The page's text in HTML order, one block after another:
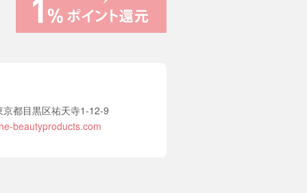
都目黒区祐天寺1-12-9
beautyproducts.com